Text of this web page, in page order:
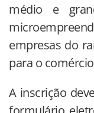
médio e
empresas do
para o
A inscrição